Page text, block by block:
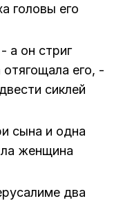
го­ло­вы его
а он стриг
его, -
си­клей
сына и одна
жен­щи­на
два